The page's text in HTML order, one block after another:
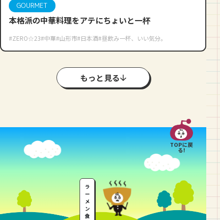
GOURMET
本格派の中華料理をアテにちょいと一杯
#ZERO☆23#中華#山形市#日本酒#昼飲み一杯、いい気分。
もっと見る
TOPに戻
る!
ラ
ー
メ
ン
食